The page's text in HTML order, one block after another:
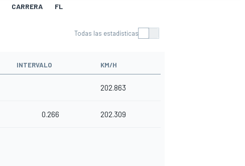
CARRERA FL
Todas las estadísticas
INTERVALO KM/H
202.863
0.266 202.309